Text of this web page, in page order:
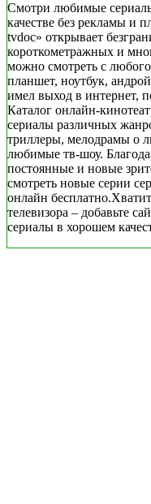
Смотри любимые
качестве без рекламы и
tvdoc» открывает
короткометражных и
можно смотреть с
планшет, ноутбук,
имел выход в интернет,
Каталог онлайн-
сериалы различных
триллеры, мелодрамы о
любимые тв-шоу.
постоянные и новые
смотреть новые серии
онлайн
телевизора – добавьте
сериалы в хорошем